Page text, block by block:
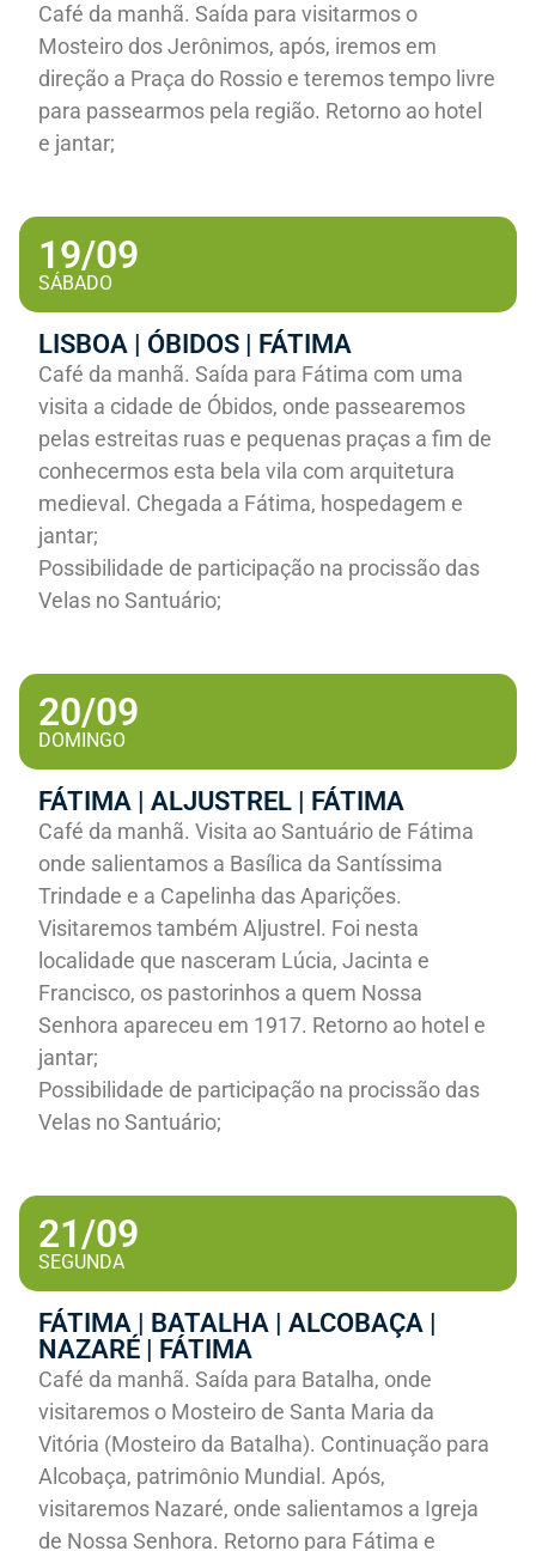
Café da manhã. Saída para visitarmos o
Mosteiro dos Jerônimos, após, iremos em
direção a Praça do Rossio e teremos tempo livre
para passearmos pela região. Retorno ao hotel
e jantar;
19/09
SÁBADO
LISBOA | ÓBIDOS | FÁTIMA
Café da manhã. Saída para Fátima com uma
visita a cidade de Óbidos, onde passearemos
pelas estreitas ruas e pequenas praças a fim de
conhecermos esta bela vila com arquitetura
medieval. Chegada a Fátima, hospedagem e
jantar;
Possibilidade de participação na procissão das
Velas no Santuário;
20/09
DOMINGO
FÁTIMA | ALJUSTREL | FÁTIMA
Café da manhã. Visita ao Santuário de Fátima
onde salientamos a Basílica da Santíssima
Trindade e a Capelinha das Aparições.
Visitaremos também Aljustrel. Foi nesta
localidade que nasceram Lúcia, Jacinta e
Francisco, os pastorinhos a quem Nossa
Senhora apareceu em 1917. Retorno ao hotel e
jantar;
Possibilidade de participação na procissão das
Velas no Santuário;
21/09
SEGUNDA
FÁTIMA | BATALHA | ALCOBAÇA |
NAZARÉ | FÁTIMA
Café da manhã. Saída para Batalha, onde
visitaremos o Mosteiro de Santa Maria da
Vitória (Mosteiro da Batalha). Continuação para
Alcobaça, patrimônio Mundial. Após,
visitaremos Nazaré, onde salientamos a Igreja
de Nossa Senhora. Retorno para Fátima e